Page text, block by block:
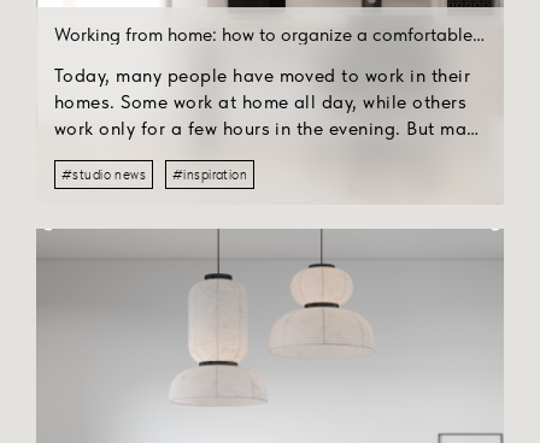
Working from home: how to organize a comfortable workplace
Today, many people have moved to work in their
homes. Some work at home all day, while others
work only for a few hours in the evening. But many
employees still complain that it's harder to
concentrate on work at home: the couch is
tempting to sit on, or the bed makes you lie down
for a few minutes. But working from home can be
very productive if you pay enough attention to
your workplace and create the right atmosphere.
#studio news #inspiration